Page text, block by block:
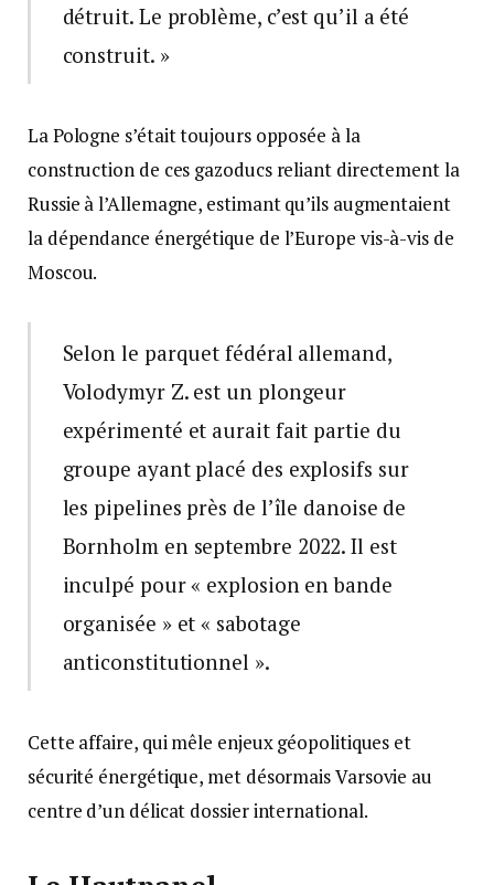
détruit. Le problème, c’est qu’il a été
construit. »
La Pologne s’était toujours opposée à la
construction de ces gazoducs reliant directement la
Russie à l’Allemagne, estimant qu’ils augmentaient
la dépendance énergétique de l’Europe vis-à-vis de
Moscou.
Selon le parquet fédéral allemand,
Volodymyr Z. est un plongeur
expérimenté et aurait fait partie du
groupe ayant placé des explosifs sur
les pipelines près de l’île danoise de
Bornholm en septembre 2022. Il est
inculpé pour « explosion en bande
organisée » et « sabotage
anticonstitutionnel ».
Cette affaire, qui mêle enjeux géopolitiques et
sécurité énergétique, met désormais Varsovie au
centre d’un délicat dossier international.